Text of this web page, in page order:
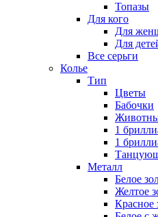
Топазы
Для кого
Для
Для
Все серьги
Колье
Тип
Цветы
Бабочки
1
1
Металл
Белое
Желтое
Красное